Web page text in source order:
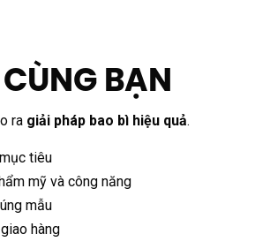
BẠN
ra giải pháp bao bì hiệu quả.
tiêu
mỹ và công năng
mẫu
hàng